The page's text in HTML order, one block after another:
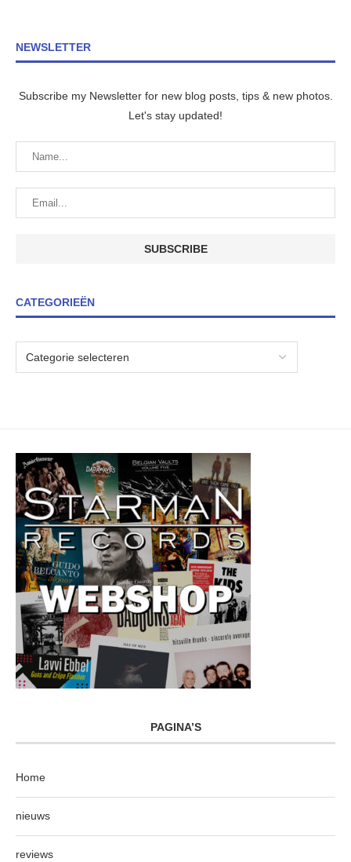
NEWSLETTER
Subscribe my Newsletter for new blog posts, tips & new photos.
Let's stay updated!
CATEGORIEËN
PAGINA’S
Home
nieuws
reviews